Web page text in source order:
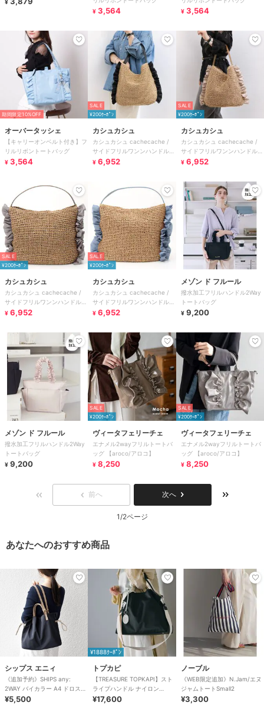
¥
¥ 3,564
¥ 3,564
期間限定10%OFF
オーバータッシェ
【キャリーオンベルト付き】フ
リルリボントートバッグ
¥ 3,564
SALE
¥200ｸｰﾎﾟﾝ
カシュカシュ
カシュカシュ cachecache /
サイドフリルワンンハンドルト
ート カゴバッグ
¥ 6,952
SALE
¥200ｸｰﾎﾟﾝ
カシュカシュ
カシュカシュ cachecache /
サイドフリルワンンハンドルト
ート カゴバッグ
¥ 6,952
SALE
¥200ｸｰﾎﾟﾝ
カシュカシュ
カシュカシュ cachecache /
サイドフリルワンンハンドルト
ート カゴバッグ
¥ 6,952
SALE
¥200ｸｰﾎﾟﾝ
カシュカシュ
カシュカシュ cachecache /
サイドフリルワンンハンドルト
ート カゴバッグ
¥ 6,952
メゾン ド フルール
撥水加工フリルハンドル2Way
トートバッグ
¥ 9,200
メゾン ド フルール
撥水加工フリルハンドル2Way
トートバッグ
¥ 9,200
SALE
¥200ｸｰﾎﾟﾝ
ヴィータフェリーチェ
エナメル2wayフリルトートバ
ッグ 【aroco/アロコ】
¥ 8,250
SALE
¥200ｸｰﾎﾟﾝ
ヴィータフェリーチェ
エナメル2wayフリルトートバ
ッグ 【aroco/アロコ】
¥ 8,250
前へ 次へ
1/2ページ
あなたへのおすすめ商品
シップス エニィ
《追加予約》SHIPS any:
2WAY バイカラー A4 ドロスト
トート バッグ
¥5,500
¥1888ｸｰﾎﾟﾝ
トプカピ
【TREASURE TOPKAPI】スト
ライプハンドル ナイロン
2way トートバッグ A4対応
¥17,600
ノーブル
《WEB限定追加》N.Jam/エヌ
ジャムトートSmall2
¥3,300